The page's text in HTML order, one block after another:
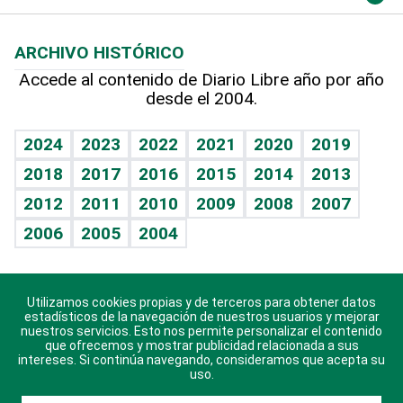
Hablando con el pediatra
Vida y familia
Eñe
Celebrando la vida
Sin complejos
En pocas palabras
Escuchando al corazón
Economía Personal
Línea de hit
TBT Deportivo
Hecho en casa
Guía del dinero
Cumpleaños
Horóscopos
Crucigramas
ARCHIVO HISTÓRICO
Accede al contenido de Diario Libre año por año
desde el 2004.
2024 2023 2022 2021 2020
2019
2018
2017 2016 2015 2014
2013
2012
2011 2010 2009 2008
2007
2006
2005 2004
Descarga nuestras aplicaciones para Android, iOS y
sistema Huawei.
Utilizamos cookies propias y de terceros para obtener datos
estadísticos de la navegación de nuestros usuarios y mejorar
nuestros servicios. Esto nos permite personalizar el contenido
que ofrecemos y mostrar publicidad relacionada a sus
intereses. Si continúa navegando, consideramos que acepta su
uso.